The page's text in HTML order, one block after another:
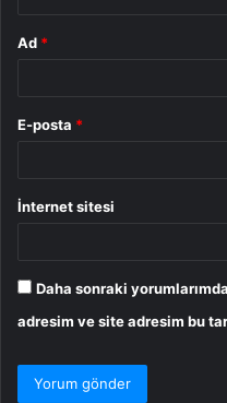
Ad *
E-posta *
İnternet sitesi
Daha sonraki
adresim ve site adresim bu